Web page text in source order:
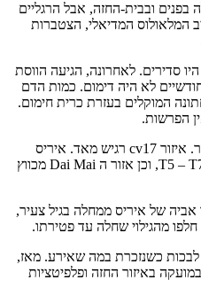
ובבית-החזה, אבל הרגליים
המלאולוס המדיאלי, הצטברות
סדירים. לאחרונה, הגיעה הווסת
חודשיים לא היה דימום. כמות הדם
המוקלים בעזרת כרית חימום.
הבטן קרה מתחת לטבור. איזור cv17 רגיש מאד. איריס
קפצה ברגע שנגעתי באזור החוליות T5 – T7, וכן אזור ה Dai Mai מכווץ
של איריס ממחלה בגיל צעיר,
מהגילוי שחלה עד פטירתו.
לבכות כשנזכרת במה שאירע. מאז,
באיזור החזה ופלפיטציות